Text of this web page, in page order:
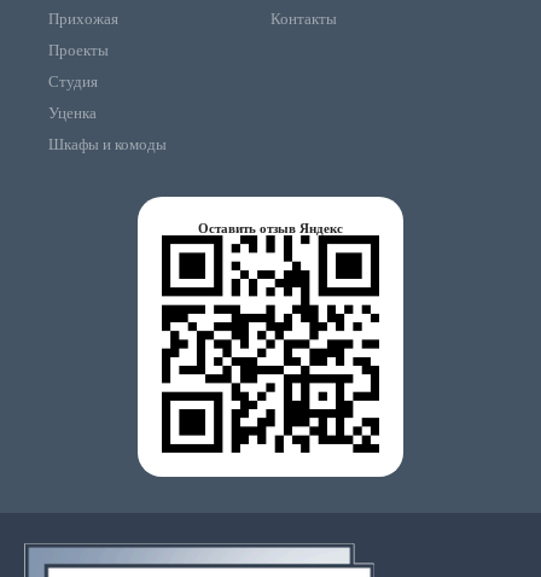
Прихожая
Проекты
Студия
Уценка
Шкафы и комоды
Контакты
Оставить отзыв Яндекс